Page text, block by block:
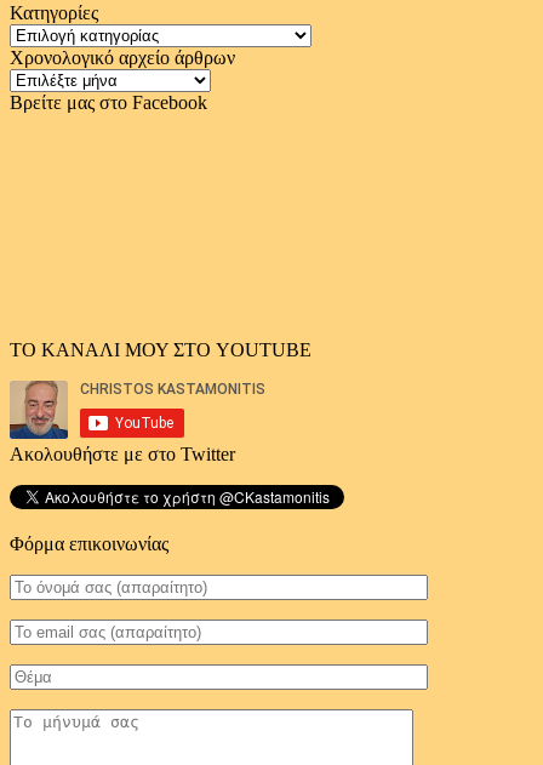
Κατηγορίες
Κατηγορίες
Χρονολογικό αρχείο άρθρων
Χρονολογικό
αρχείο
Βρείτε μας στο Facebook
ΤΟ ΚΑΝΑΛΙ ΜΟΥ ΣΤΟ YOUTUBE
Ακολουθήστε με στο Twitter
Φόρμα επικοινωνίας